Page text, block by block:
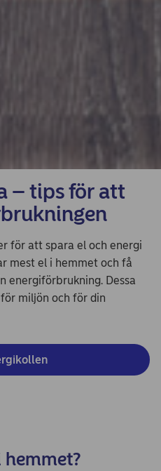
– tips för att
för att spara el och energi
mest el i hemmet och få
energiförbrukning. Dessa
miljön och för din